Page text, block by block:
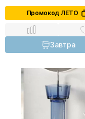
Промокод ЛЕТО
Завтра